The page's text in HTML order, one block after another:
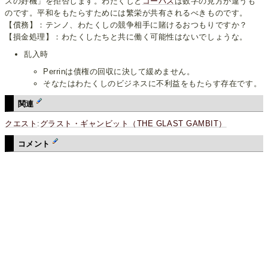
のです。平和をもたらすためには繁栄が共有されるべきものです。
【償務】：テンノ、わたくしの競争相手に賭けるおつもりですか？
【損金処理】：わたくしたちと共に働く可能性はないでしょうな。
乱入時
Perrinは債権の回収に決して緩めません。
そなたはわたくしのビジネスに不利益をもたらす存在です。
関連
クエスト : グラスト・ギャンビット（THE GLAST GAMBIT）
コメント